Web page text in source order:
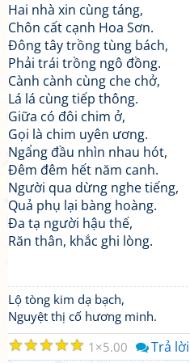
Hai nhà xin cùng táng,
Chôn cất cạnh Hoa Sơn.
Đông tây trồng tùng bách,
Phải trái trồng ngô đồng.
Cành cành cùng che chở,
Lá lá cùng tiếp thông.
Giữa có đôi chim ở,
Gọi là chim uyên ương.
Ngẩng đầu nhìn nhau hót,
Đêm đêm hết năm canh.
Người qua dừng nghe tiếng,
Quả phụ lại bàng hoàng.
Đa tạ người hậu thế,
Răn thân, khắc ghi lòng.
Lộ tòng kim dạ bạch,
Nguyệt thị cố hương minh.
☆
☆
☆
☆
☆ 1 5.00 Trả lời